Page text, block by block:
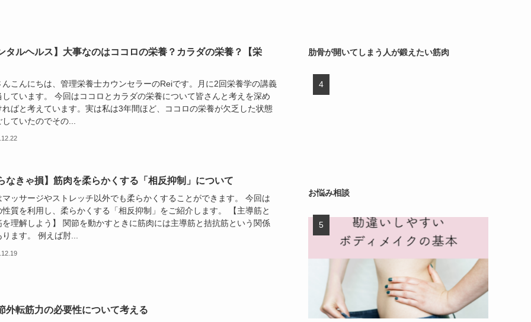
タルヘルス】大事なのはココロの栄養？カラダの栄養？【栄
んこんにちは、管理栄養士カウンセラーのReiです。月に2回栄養学の講義
しています。 今回はココロとカラダの栄養について皆さんと考えを深め
ればと考えています。実は私は3年間ほど、ココロの栄養が欠乏した状態
ていたのでその...
なきゃ損】筋肉を柔らかくする「相反抑制」について
マッサージやストレッチ以外でも柔らかくすることができます。 今回は
性質を利用し、柔らかくする「相反抑制」をご紹介します。 【主導筋と
を理解しよう】 関節を動かすときに筋肉には主導筋と拮抗筋という関係
ります。 例えば肘...
外転筋力の必要性について考える
肋骨が開いてしまう人が鍛えたい筋肉
お悩み相談